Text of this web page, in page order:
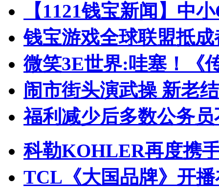
【1121钱宝新闻】中
钱宝游戏全球联盟抵
微笑3E世界:哇塞！《
闹市街头演武操 新老
福利减少后多数公务
科勒KOHLER再度携
TCL《大国品牌》开